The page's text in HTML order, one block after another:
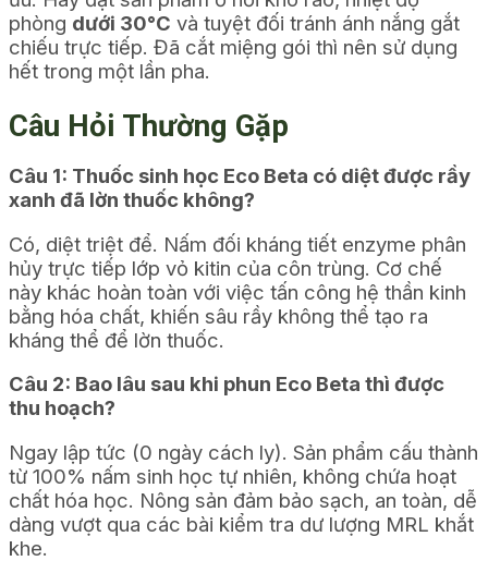
phòng dưới 30°C và tuyệt đối tránh ánh nắng gắt
chiếu trực tiếp. Đã cắt miệng gói thì nên sử dụng
hết trong một lần pha.
Câu Hỏi Thường Gặp
Câu 1: Thuốc sinh học Eco Beta có diệt được rầy
xanh đã lờn thuốc không?
Có, diệt triệt để. Nấm đối kháng tiết enzyme phân
hủy trực tiếp lớp vỏ kitin của côn trùng. Cơ chế
này khác hoàn toàn với việc tấn công hệ thần kinh
bằng hóa chất, khiến sâu rầy không thể tạo ra
kháng thể để lờn thuốc.
Câu 2: Bao lâu sau khi phun Eco Beta thì được
thu hoạch?
Ngay lập tức (0 ngày cách ly). Sản phẩm cấu thành
từ 100% nấm sinh học tự nhiên, không chứa hoạt
chất hóa học. Nông sản đảm bảo sạch, an toàn, dễ
dàng vượt qua các bài kiểm tra dư lượng MRL khắt
khe.